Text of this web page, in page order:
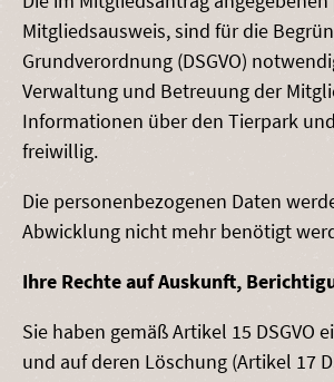
Mitgliedsausweis, sind für die
Grundverordnung (DSGVO)
Verwaltung und Betreuung der
Informationen über den Tierpark
freiwillig.
Die personenbezogenen Daten
Abwicklung nicht mehr benötigt
Ihre Rechte auf Auskunft,
Sie haben gemäß Artikel 15
und auf deren Löschung (Artikel 17